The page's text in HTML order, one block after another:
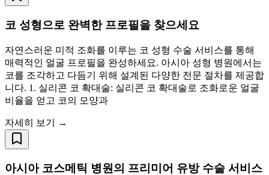
코 성형으로 완벽한 프로필을 찾으세요
자연스러운 미적 조화를 이루는 코 성형 수술 서비스를 통해
매력적인 얼굴 프로필을 완성하세요. 아시아 성형 병원에서는
코를 조각하고 다듬기 위해 설계된 다양한 전문 절차를 제공합
니다. 1. 실리콘 코 확대술: 실리콘 코 확대술로 조화로운 얼굴
비율을 얻고 코의 모양과
자세히 보기 →
아시아 코스메틱 병원의 프리미어 유방 수술 서비스